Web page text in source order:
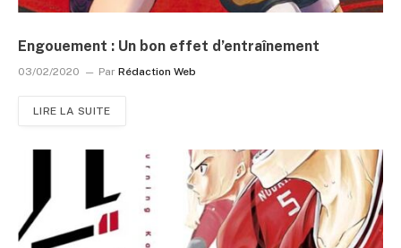
Engouement : Un bon effet d’entraînement
03/02/2020 Par Rédaction Web
LIRE LA SUITE